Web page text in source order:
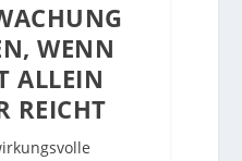
WENN
ALLEIN
REICHT